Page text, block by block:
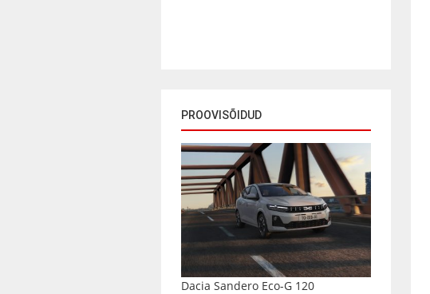
PROOVISÕIDUD
Dacia Sandero Eco-G 120